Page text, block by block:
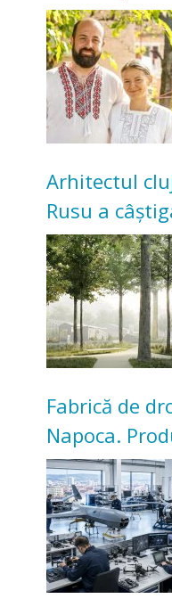
Acum cultivă
bunicilor
Arhitectul
Rusu a
Fabrică de
Napoca.
înceapă în